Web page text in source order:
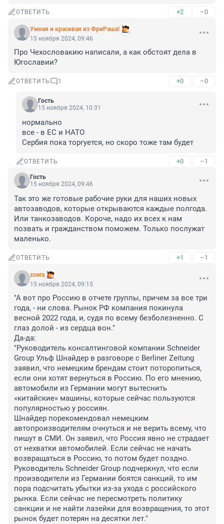
ОТВЕТИТЬ +2 –0
Умная и красивая из ФриРаша!
15 ноября 2024, 09:46
Про Чехословакию написали, а как обстоят дела в
Югославии?
ОТВЕТИТЬ 1 +0 –0
Гость
15 ноября 2024, 10:31
нормально
все - в ЕС и НАТО
Сербия пока торгуется, но скоро тоже там будет
ОТВЕТИТЬ +0 –1
Гость
15 ноября 2024, 09:46
Так это же готовые рабочие руки для наших новых
автозаводов, которые открываются каждые полгода.
Или танкозаводов. Короче, надо их всех к нам
позвать и гражданством поможем. Только послужат
маленько.
ОТВЕТИТЬ +1 –1
zoera
15 ноября 2024, 09:15
"А вот про Россию в отчете группы, причем за все три
года, - ни слова. Рынок РФ компания покинула
весной 2022 года, и, судя по всему безболезненно. С
глаз долой - из сердца вон."
Да-да:
"Руководитель консалтинговой компании Schneider
Group Ульф Шнайдер в разговоре с Berliner Zeitung
заявил, что немецким брендам стоит поторопиться,
если они хотят вернуться в Россию. По его мнению,
автомобили из Германии могут вытеснить
«китайские» машины, которые сейчас пользуются
популярностью у россиян.
Шнайдер порекомендовал немецким
автопроизводителям очнуться и не верить всему, что
пишут в СМИ. Он заявил, что Россия явно не страдает
от нехватки автомобилей. Если сейчас не начать
возвращаться в Россию, то потом будет поздно.
Руководитель Schneider Group подчеркнул, что если
производители из Германии боятся санкций, то им
пора подсчитать убытки из-за ухода с российского
рынка. Если сейчас не пересмотреть политику
санкции и не найти лазейки для возвращения, то этот
рынок будет потерян на десятки лет."